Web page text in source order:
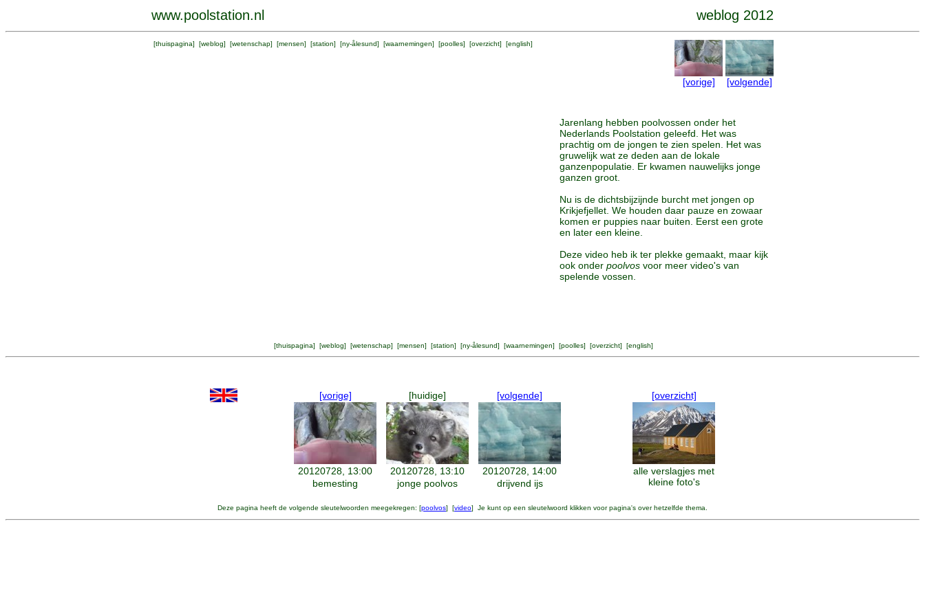
www.poolstation.nl weblog 2012
[thuispagina] [weblog] [wetenschap] [mensen] [station] [ny-ålesund] [waarnemingen] [poolles] [overzicht] [english]
[vorige] [volgende]
Jarenlang hebben poolvossen onder het
Nederlands Poolstation geleefd. Het was
prachtig om de jongen te zien spelen. Het was
gruwelijk wat ze deden aan de lokale
ganzenpopulatie. Er kwamen nauwelijks jonge
ganzen groot.
Nu is de dichtsbijzijnde burcht met jongen op
Krikjefjellet. We houden daar pauze en zowaar
komen er puppies naar buiten. Eerst een grote
en later een kleine.
Deze video heb ik ter plekke gemaakt, maar kijk
ook onder poolvos voor meer video's van
spelende vossen.
[thuispagina] [weblog] [wetenschap] [mensen] [station] [ny-ålesund] [waarnemingen] [poolles] [overzicht] [english]
[vorige] [huidige] [volgende] [overzicht]
20120728, 13:00 20120728, 13:10 20120728, 14:00
alle verslagjes met
kleine foto's
bemesting jonge poolvos drijvend ijs
Deze pagina heeft de volgende sleutelwoorden meegekregen: [poolvos] [video] Je kunt op een sleutelwoord klikken voor pagina's over hetzelfde thema.